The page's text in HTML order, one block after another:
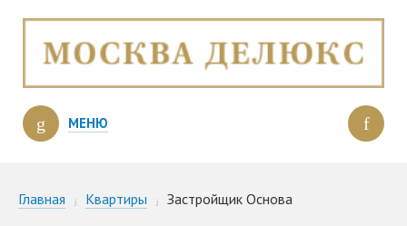
МЕНЮ
Главная Квартиры Застройщик Основа